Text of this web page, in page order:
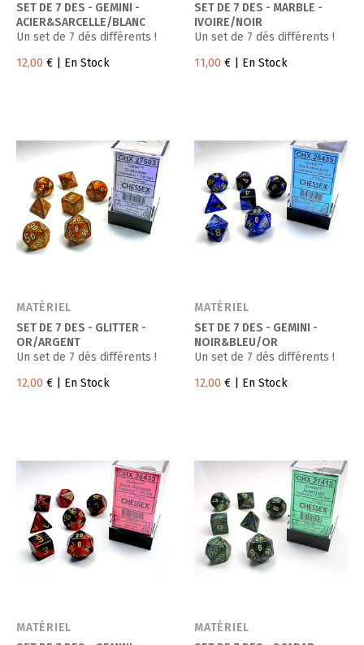
SET DE 7 DES - GEMINI -
ACIER&SARCELLE/BLANC
Un set de 7 dés différents !
12,00 € | En Stock
SET DE 7 DES - MARBLE -
IVOIRE/NOIR
Un set de 7 dés différents !
11,00 € | En Stock
MATÉRIEL
SET DE 7 DES - GLITTER -
OR/ARGENT
Un set de 7 dés différents !
12,00 € | En Stock
MATÉRIEL
SET DE 7 DES - GEMINI -
NOIR&BLEU/OR
Un set de 7 dés différents !
12,00 € | En Stock
MATÉRIEL
MATÉRIEL